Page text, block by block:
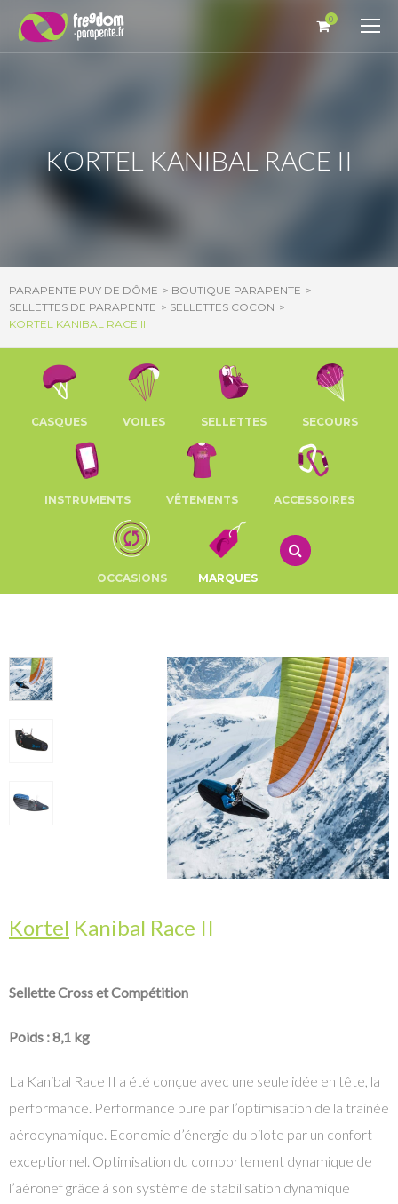
0
KORTEL KANIBAL RACE II
PARAPENTE PUY DE DÔME
BOUTIQUE PARAPENTE
SELLETTES DE PARAPENTE
SELLETTES COCON
KORTEL KANIBAL RACE II
CASQUES VOILES SELLETTES SECOURS
INSTRUMENTS VÊTEMENTS ACCESSOIRES
OCCASIONS MARQUES
Kortel Kanibal Race II
Sellette Cross et Compétition
Poids : 8,1 kg
La Kanibal Race II a été conçue avec une seule idée en tête, la
performance. Performance pure par l’optimisation de la trainée
aérodynamique. Economie d’énergie du pilote par un confort
exceptionnel. Optimisation du comportement dynamique de
l’aéronef grâce à son système de stabilisation dynamique